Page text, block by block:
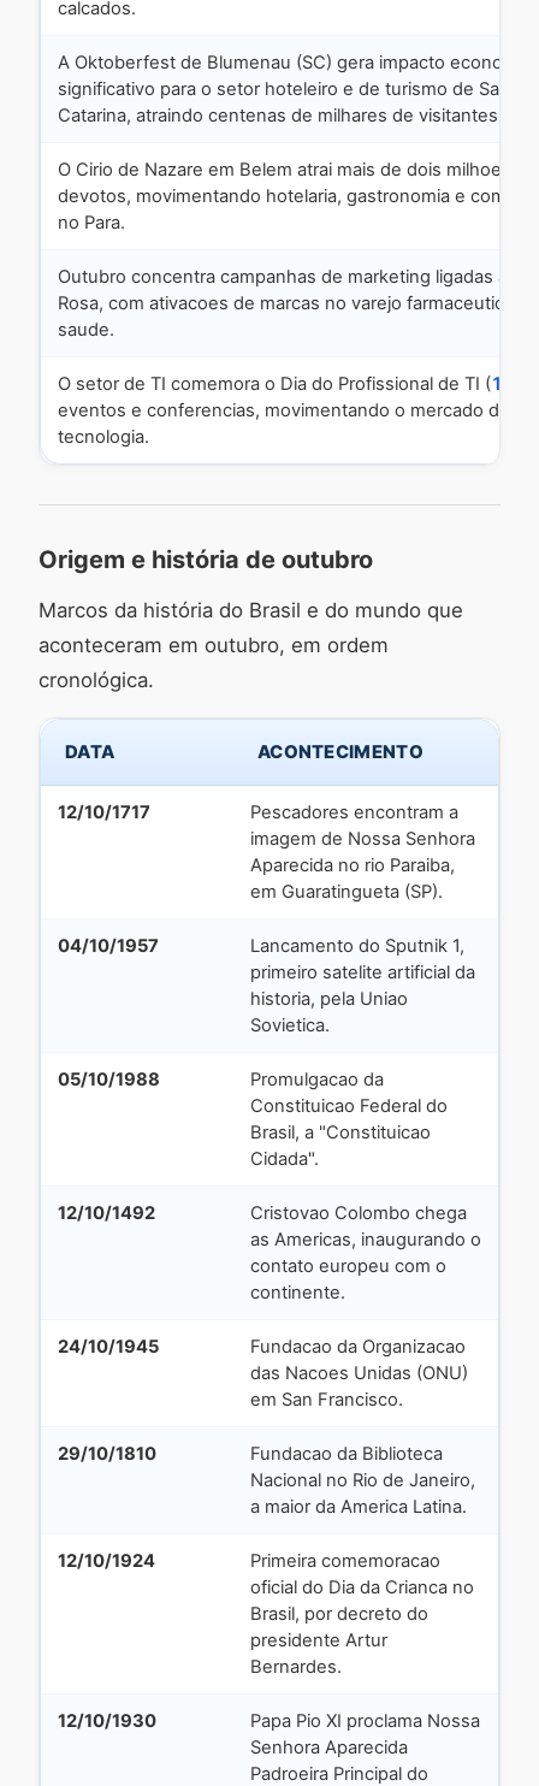
calcados.
A Oktoberfest de Blumenau (SC) gera impacto
significativo para o setor hoteleiro e de turismo de Santa
Catarina, atraindo centenas de milhares de visitantes.
O Cirio de Nazare em Belem atrai mais de dois milhoes de
devotos, movimentando hotelaria, gastronomia e
no Para.
Outubro concentra campanhas de marketing ligadas ao
Rosa, com ativacoes de marcas no varejo farmaceutico e
saude.
O setor de TI comemora o Dia do Profissional de TI (19/
eventos e conferencias, movimentando o mercado de
tecnologia.
Origem e história de outubro
Marcos da história do Brasil e do mundo que
aconteceram em outubro, em ordem
cronológica.
DATA ACONTECIMENTO
12/10/1717
Pescadores encontram a
imagem de Nossa Senhora
Aparecida no rio Paraiba,
em Guaratingueta (SP).
04/10/1957
Lancamento do Sputnik 1,
primeiro satelite artificial da
historia, pela Uniao
Sovietica.
05/10/1988
Promulgacao da
Constituicao Federal do
Brasil, a "Constituicao
Cidada".
12/10/1492
Cristovao Colombo chega
as Americas, inaugurando o
contato europeu com o
continente.
24/10/1945
Fundacao da Organizacao
das Nacoes Unidas (ONU)
em San Francisco.
29/10/1810
Fundacao da Biblioteca
Nacional no Rio de Janeiro,
a maior da America Latina.
12/10/1924
Primeira comemoracao
oficial do Dia da Crianca no
Brasil, por decreto do
presidente Artur
Bernardes.
12/10/1930
Papa Pio XI proclama Nossa
Senhora Aparecida
Padroeira Principal do